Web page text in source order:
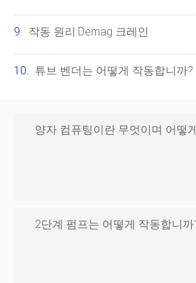
작동 원리:Demag 크레인
튜브 벤더는 어떻게 작동합니까?
양자 컴퓨팅이란 무엇이며 어떻
2단계 펌프는 어떻게 작동합니까